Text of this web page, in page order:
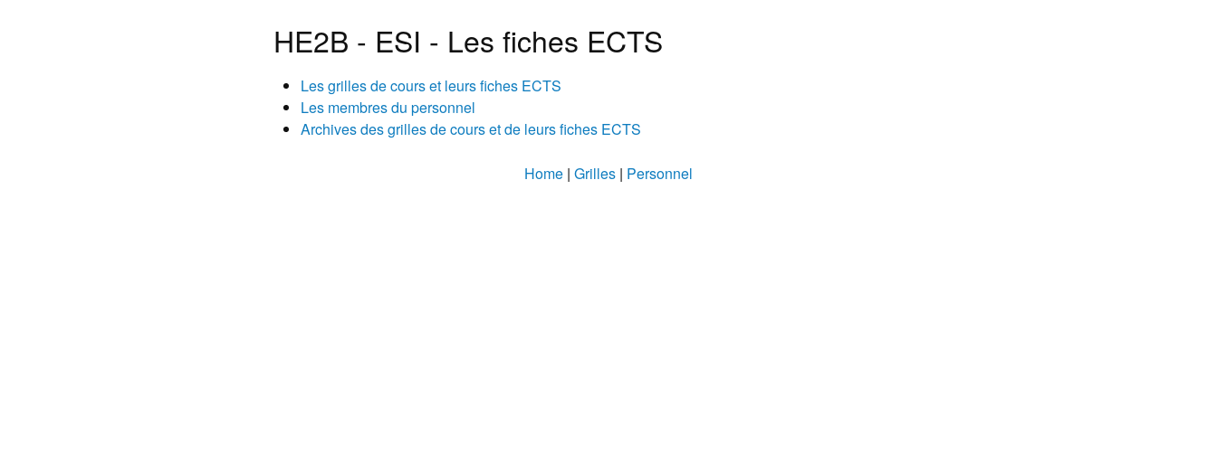
HE2B - ESI - Les fiches ECTS
Les grilles de cours et leurs fiches ECTS
Les membres du personnel
Archives des grilles de cours et de leurs fiches ECTS
Home | Grilles | Personnel